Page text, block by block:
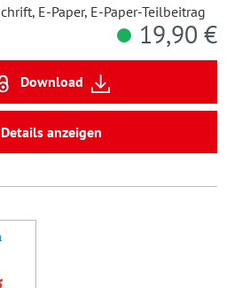
E-Paper, E-Paper-Teilbeitrag
19,90 €
Download
Details anzeigen